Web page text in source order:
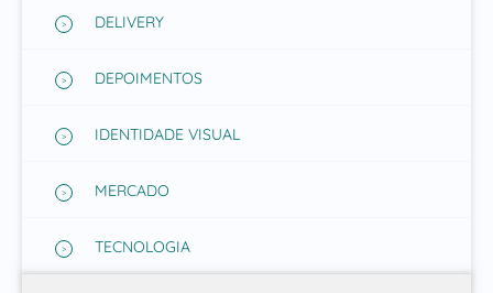
DELIVERY
DEPOIMENTOS
IDENTIDADE VISUAL
MERCADO
TECNOLOGIA